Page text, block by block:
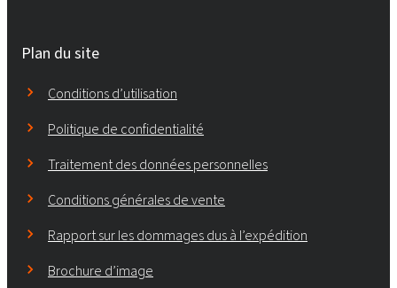
Plan du site
Conditions d’utilisation
Politique de confidentialité
Traitement des données personnelles
Conditions générales de vente
Rapport sur les dommages dus à l’expédition
Brochure d’image